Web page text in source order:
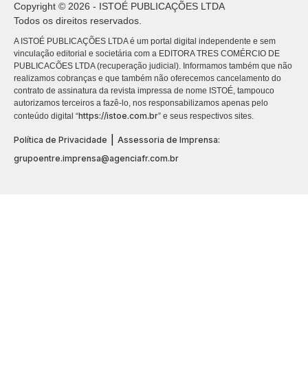
Copyright © 2026 - ISTOÉ PUBLICAÇÕES LTDA
Todos os direitos reservados.
A ISTOÉ PUBLICAÇÕES LTDA é um portal digital independente e sem
vinculação editorial e societária com a EDITORA TRES COMÉRCIO DE
PUBLICACÕES LTDA (recuperação judicial). Informamos também que não
realizamos cobranças e que também não oferecemos cancelamento do
contrato de assinatura da revista impressa de nome ISTOÉ, tampouco
autorizamos terceiros a fazê-lo, nos responsabilizamos apenas pelo
conteúdo digital “https://istoe.com.br” e seus respectivos sites.
Política de Privacidade
Assessoria de Imprensa:
grupoentre.imprensa@agenciafr.com.br